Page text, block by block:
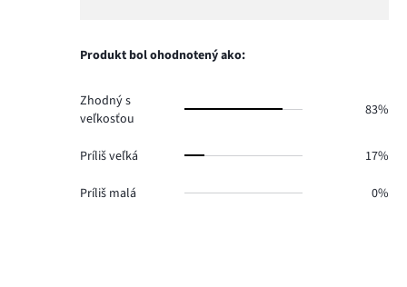
0.hlasov
Produkt bol ohodnotený ako:
Zhodný s
veľkosťou
83%
Príliš veľká 17%
Príliš malá 0%